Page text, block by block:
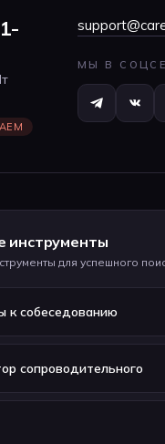
МЫ В
инструменты
для успешного
к собеседованию
сопроводительного